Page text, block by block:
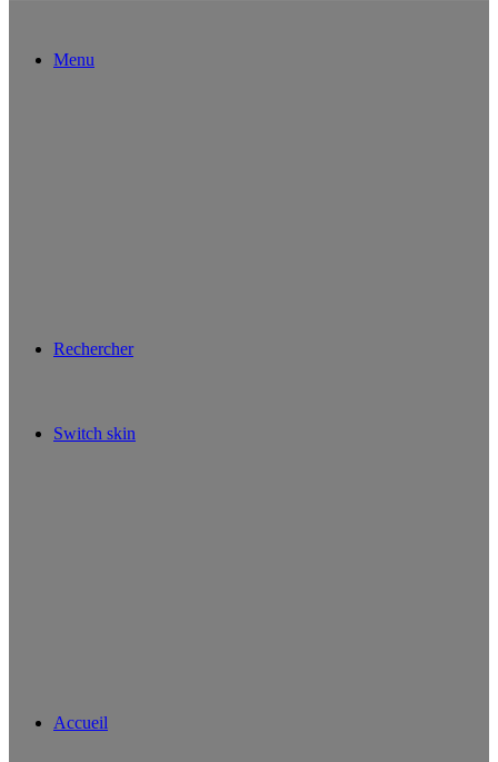
Menu
Rechercher
Switch skin
Accueil